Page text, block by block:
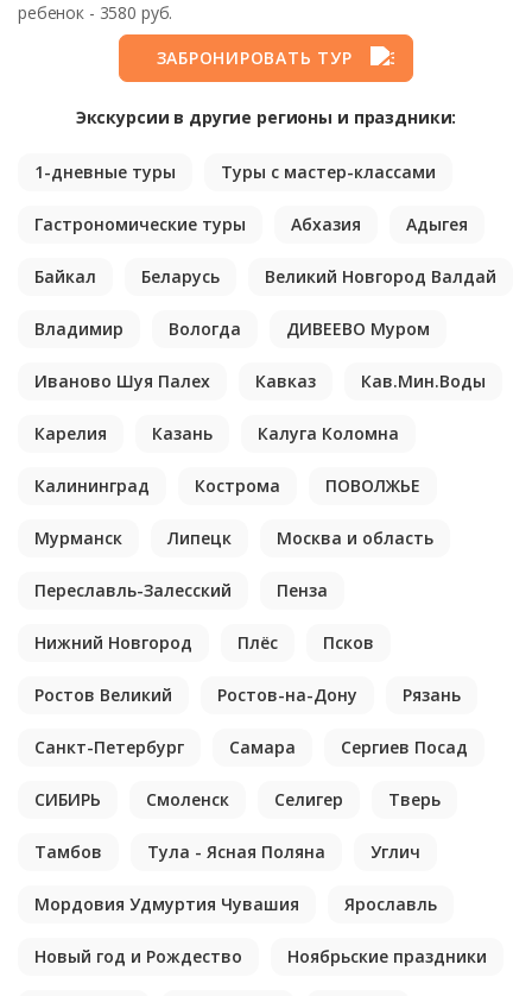
ребенок - 3580 руб.
ЗАБРОНИРОВАТЬ ТУР
Экскурсии в другие регионы и праздники:
1-дневные туры Туры с мастер-классами
Гастрономические туры Абхазия Адыгея
Байкал Беларусь Великий Новгород Валдай
Владимир Вологда ДИВЕЕВО Муром
Иваново Шуя Палех Кавказ Кав.Мин.Воды
Карелия Казань Калуга Коломна
Калининград Кострома ПОВОЛЖЬЕ
Мурманск Липецк Москва и область
Переславль-Залесский Пенза
Нижний Новгород Плёс Псков
Ростов Великий Ростов-на-Дону Рязань
Санкт-Петербург Самара Сергиев Посад
СИБИРЬ Смоленск Селигер Тверь
Тамбов Тула - Ясная Поляна Углич
Мордовия Удмуртия Чувашия Ярославль
Новый год и Рождество Ноябрьские праздники